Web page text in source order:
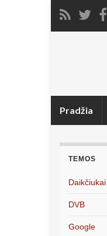
Pradžia
TEMOS
Daikčiukai
DVB
Google